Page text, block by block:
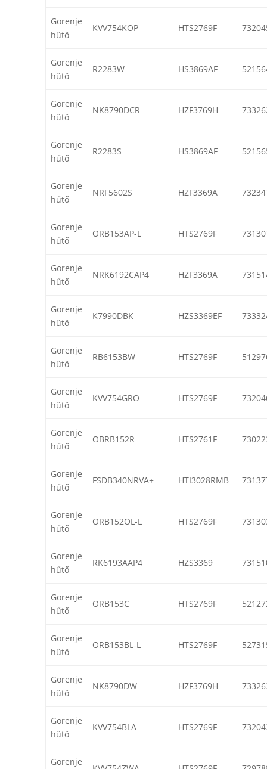
Gorenje
hűtő
KVV754KOP HTS2769F
Gorenje
hűtő
R2283W HS3869AF
Gorenje
hűtő
NK8790DCR HZF3769H
Gorenje
hűtő
R2283S HS3869AF
Gorenje
hűtő
NRF5602S HZF3369A
Gorenje
hűtő
ORB153AP-L HTS2769F
Gorenje
hűtő
NRK6192CAP4 HZF3369A
Gorenje
hűtő
K7990DBK HZS3369EF
Gorenje
hűtő
RB6153BW HTS2769F
Gorenje
hűtő
KVV754GRO HTS2769F
Gorenje
hűtő
OBRB152R HTS2761F
Gorenje
hűtő
FSDB340NRVA+ HTI3028RMB
Gorenje
hűtő
ORB152OL-L HTS2769F
Gorenje
hűtő
RK6193AAP4 HZS3369
Gorenje
hűtő
ORB153C HTS2769F
Gorenje
hűtő
ORB153BL-L HTS2769F
Gorenje
hűtő
NK8790DW HZF3769H
Gorenje
hűtő
KVV754BLA HTS2769F
Gorenje